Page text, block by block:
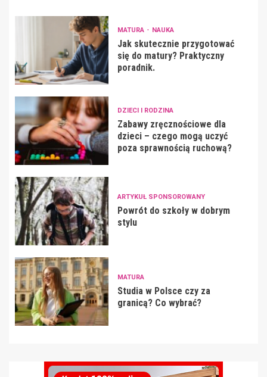
MATURA NAUKA
Jak skutecznie przygotować
się do matury? Praktyczny
poradnik.
DZIECI I RODZINA
Zabawy zręcznościowe dla
dzieci – czego mogą uczyć
poza sprawnością ruchową?
ARTYKUŁ SPONSOROWANY
Powrót do szkoły w dobrym
stylu
MATURA
Studia w Polsce czy za
granicą? Co wybrać?